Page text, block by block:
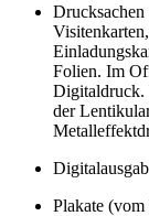
Drucksachen
Folien. Im
Digitaldruck.
der
Plakate